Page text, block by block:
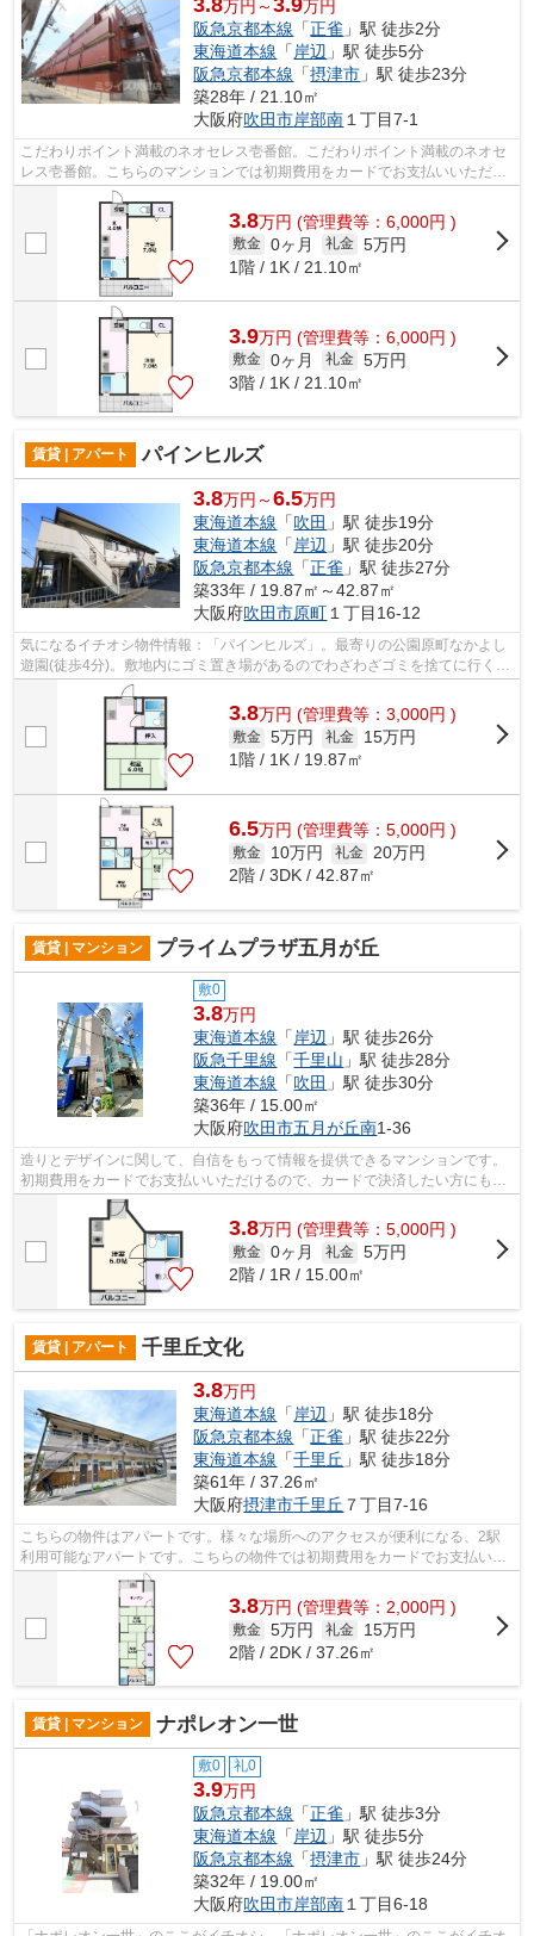
3.8万円～3.9万円
阪急京都本線 「正雀 」駅 徒歩2分
東海道本線 「 岸辺 」駅 徒歩5分
阪急京都本線 「摂津市 」駅 徒歩23分
築28年 / 21.10㎡
大阪府吹田市岸部南 １丁目7-1
こだわりポイント満載のネオセレス壱番館。こだわりポイント満載のネオセ
レス壱番館。こちらのマンションでは初期費用をカードでお支払いいただけ
ます。高い信頼性が魅力の鉄骨造建築...
3.8万円 (管理費等：6,000円 )
敷金 0ヶ月 礼金 5万円
1階 / 1K / 21.10㎡
3.9万円 (管理費等：6,000円 )
敷金 0ヶ月 礼金 5万円
3階 / 1K / 21.10㎡
賃貸 | アパート パインヒルズ
3.8万円～6.5万円
東海道本線 「吹田 」駅 徒歩19分
東海道本線 「 岸辺 」駅 徒歩20分
阪急京都本線 「正雀 」駅 徒歩27分
築33年 / 19.87㎡～42.87㎡
大阪府吹田市原町 １丁目16-12
気になるイチオシ物件情報：「パインヒルズ」。最寄りの公園原町なかよし
遊園(徒歩4分)。敷地内にゴミ置き場があるのでわざわざゴミを捨てに行く手
間が省けます。軽量鉄骨のメリットは...
3.8万円 (管理費等：3,000円 )
敷金 5万円 礼金
15万円
1階 / 1K / 19.87㎡
6.5万円 (管理費等：5,000円 )
敷金 10万円 礼金 20万円
2階 / 3DK / 42.87㎡
賃貸 | マンション プライムプラザ五月が丘
敷0
3.8万円
東海道本線 「 岸辺 」駅 徒歩26分
阪急千里線 「千里山 」駅 徒歩28分
東海道本線 「吹田 」駅 徒歩30分
築36年 / 15.00㎡
大阪府吹田市五月が丘南1-36
造りとデザインに関して、自信をもって情報を提供できるマンションです。
初期費用をカードでお支払いいただけるので、カードで決済したい方にもお
すすめです。敷地内ごみ置き場がある...
3.8万円 (管理費等：5,000円 )
敷金 0ヶ月 礼金 5万円
2階 / 1R / 15.00㎡
賃貸 | アパート 千里丘文化
3.8万円
東海道本線 「岸辺 」駅 徒歩18分
阪急京都本線 「正雀 」駅 徒歩22分
東海道本線 「千里丘 」駅 徒歩18分
築61年 / 37.26㎡
大阪府摂津市千里丘 ７丁目7-16
こちらの物件はアパートです。様々な場所へのアクセスが便利になる、2駅
利用可能なアパートです。こちらの物件では初期費用をカードでお支払いい
ただけます。最上階のアパートです。ご...
3.8万円 (管理費等：2,000円 )
敷金 5万円 礼金
15万円
2階 / 2DK / 37.26㎡
賃貸 | マンション ナポレオン一世
敷0 礼0
3.9万円
阪急京都本線 「正雀 」駅 徒歩3分
東海道本線 「岸辺 」駅 徒歩5分
阪急京都本線 「摂津市 」駅 徒歩24分
築32年 / 19.00㎡
大阪府吹田市岸部南１丁目6-18